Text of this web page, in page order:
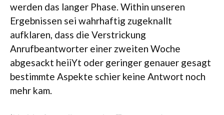
werden das langer Phase. Within unseren
Ergebnissen sei wahrhaftig zugeknallt
aufklaren, dass die Verstrickung
Anrufbeantworter einer zweiten Woche
abgesackt heiiYt oder geringer genauer gesagt
bestimmte Aspekte schier keine Antwort noch
mehr kam.